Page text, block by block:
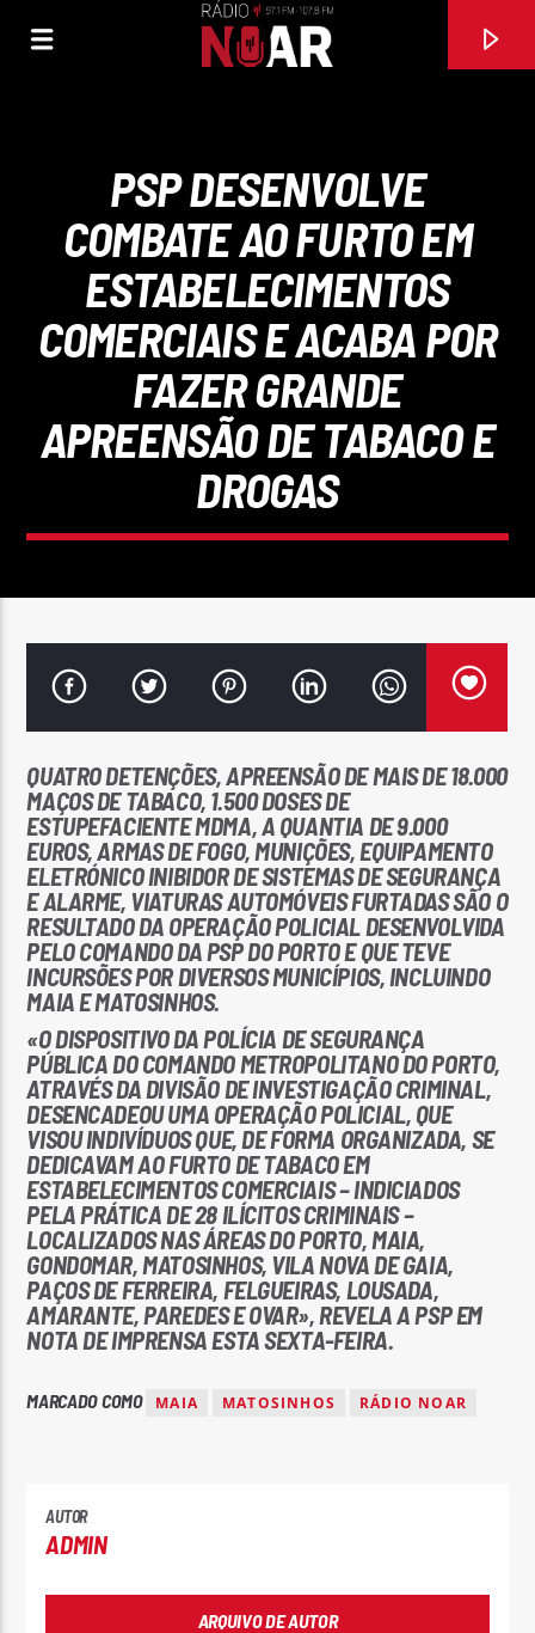
FAIXA ATUAL
Rádio No ar
PSP DESENVOLVE
COMBATE AO FURTO EM
ESTABELECIMENTOS
COMERCIAIS E ACABA POR
FAZER GRANDE
APREENSÃO DE TABACO E
DROGAS
QUATRO DETENÇÕES, APREENSÃO DE MAIS DE 18.000
MAÇOS DE TABACO, 1.500 DOSES DE
ESTUPEFACIENTE MDMA, A QUANTIA DE 9.000
EUROS, ARMAS DE FOGO, MUNIÇÕES, EQUIPAMENTO
ELETRÓNICO INIBIDOR DE SISTEMAS DE SEGURANÇA
E ALARME, VIATURAS AUTOMÓVEIS FURTADAS SÃO O
RESULTADO DA OPERAÇÃO POLICIAL DESENVOLVIDA
PELO COMANDO DA PSP DO PORTO E QUE TEVE
INCURSÕES POR DIVERSOS MUNICÍPIOS, INCLUINDO
MAIA E MATOSINHOS.
«O DISPOSITIVO DA POLÍCIA DE SEGURANÇA
PÚBLICA DO COMANDO METROPOLITANO DO PORTO,
ATRAVÉS DA DIVISÃO DE INVESTIGAÇÃO CRIMINAL,
DESENCADEOU UMA OPERAÇÃO POLICIAL, QUE
VISOU INDIVÍDUOS QUE, DE FORMA ORGANIZADA, SE
DEDICAVAM AO FURTO DE TABACO EM
ESTABELECIMENTOS COMERCIAIS – INDICIADOS
PELA PRÁTICA DE 28 ILÍCITOS CRIMINAIS –
LOCALIZADOS NAS ÁREAS DO PORTO, MAIA,
GONDOMAR, MATOSINHOS, VILA NOVA DE GAIA,
PAÇOS DE FERREIRA, FELGUEIRAS, LOUSADA,
AMARANTE, PAREDES E OVAR», REVELA A PSP EM
NOTA DE IMPRENSA ESTA SEXTA-FEIRA.
MARCADO COMO MAIA MATOSINHOS RÁDIO NOAR
AUTOR
ADMIN
ARQUIVO DE AUTOR